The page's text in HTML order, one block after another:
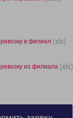
в филиал (xls)
из филиала (xls)